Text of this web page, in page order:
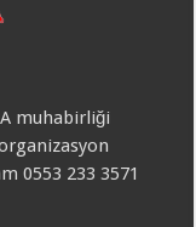
muhabirliği
0553 233 3571